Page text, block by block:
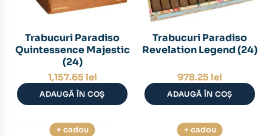
Trabucuri Paradiso
Quintessence Majestic
(24)
1,157.65 lei
ADAUGĂ ÎN COȘ
Trabucuri Paradiso
Revelation Legend (24)
978.25 lei
ADAUGĂ ÎN COȘ
+ cadou + cadou